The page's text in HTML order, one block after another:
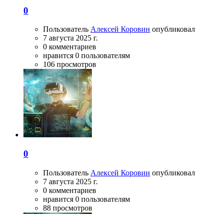
0
Пользователь Алексей Коровин опубликовал
7 августа 2025 г.
0 комментариев
нравится 0 пользователям
106 просмотров
0
Пользователь Алексей Коровин опубликовал
7 августа 2025 г.
0 комментариев
нравится 0 пользователям
88 просмотров